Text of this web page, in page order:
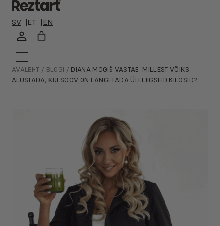
🛻 ALATI TASUTA TARNE SINU LÄHIMASSE PAKIAUTOMAATI,
juurde
SV ET EN
AVALEHT / BLOGI / DIANA MOGIŠ VASTAB: MILLEST VÕIKS
ALUSTADA, KUI SOOV ON LANGETADA ÜLELIIGSEID KILOSID?